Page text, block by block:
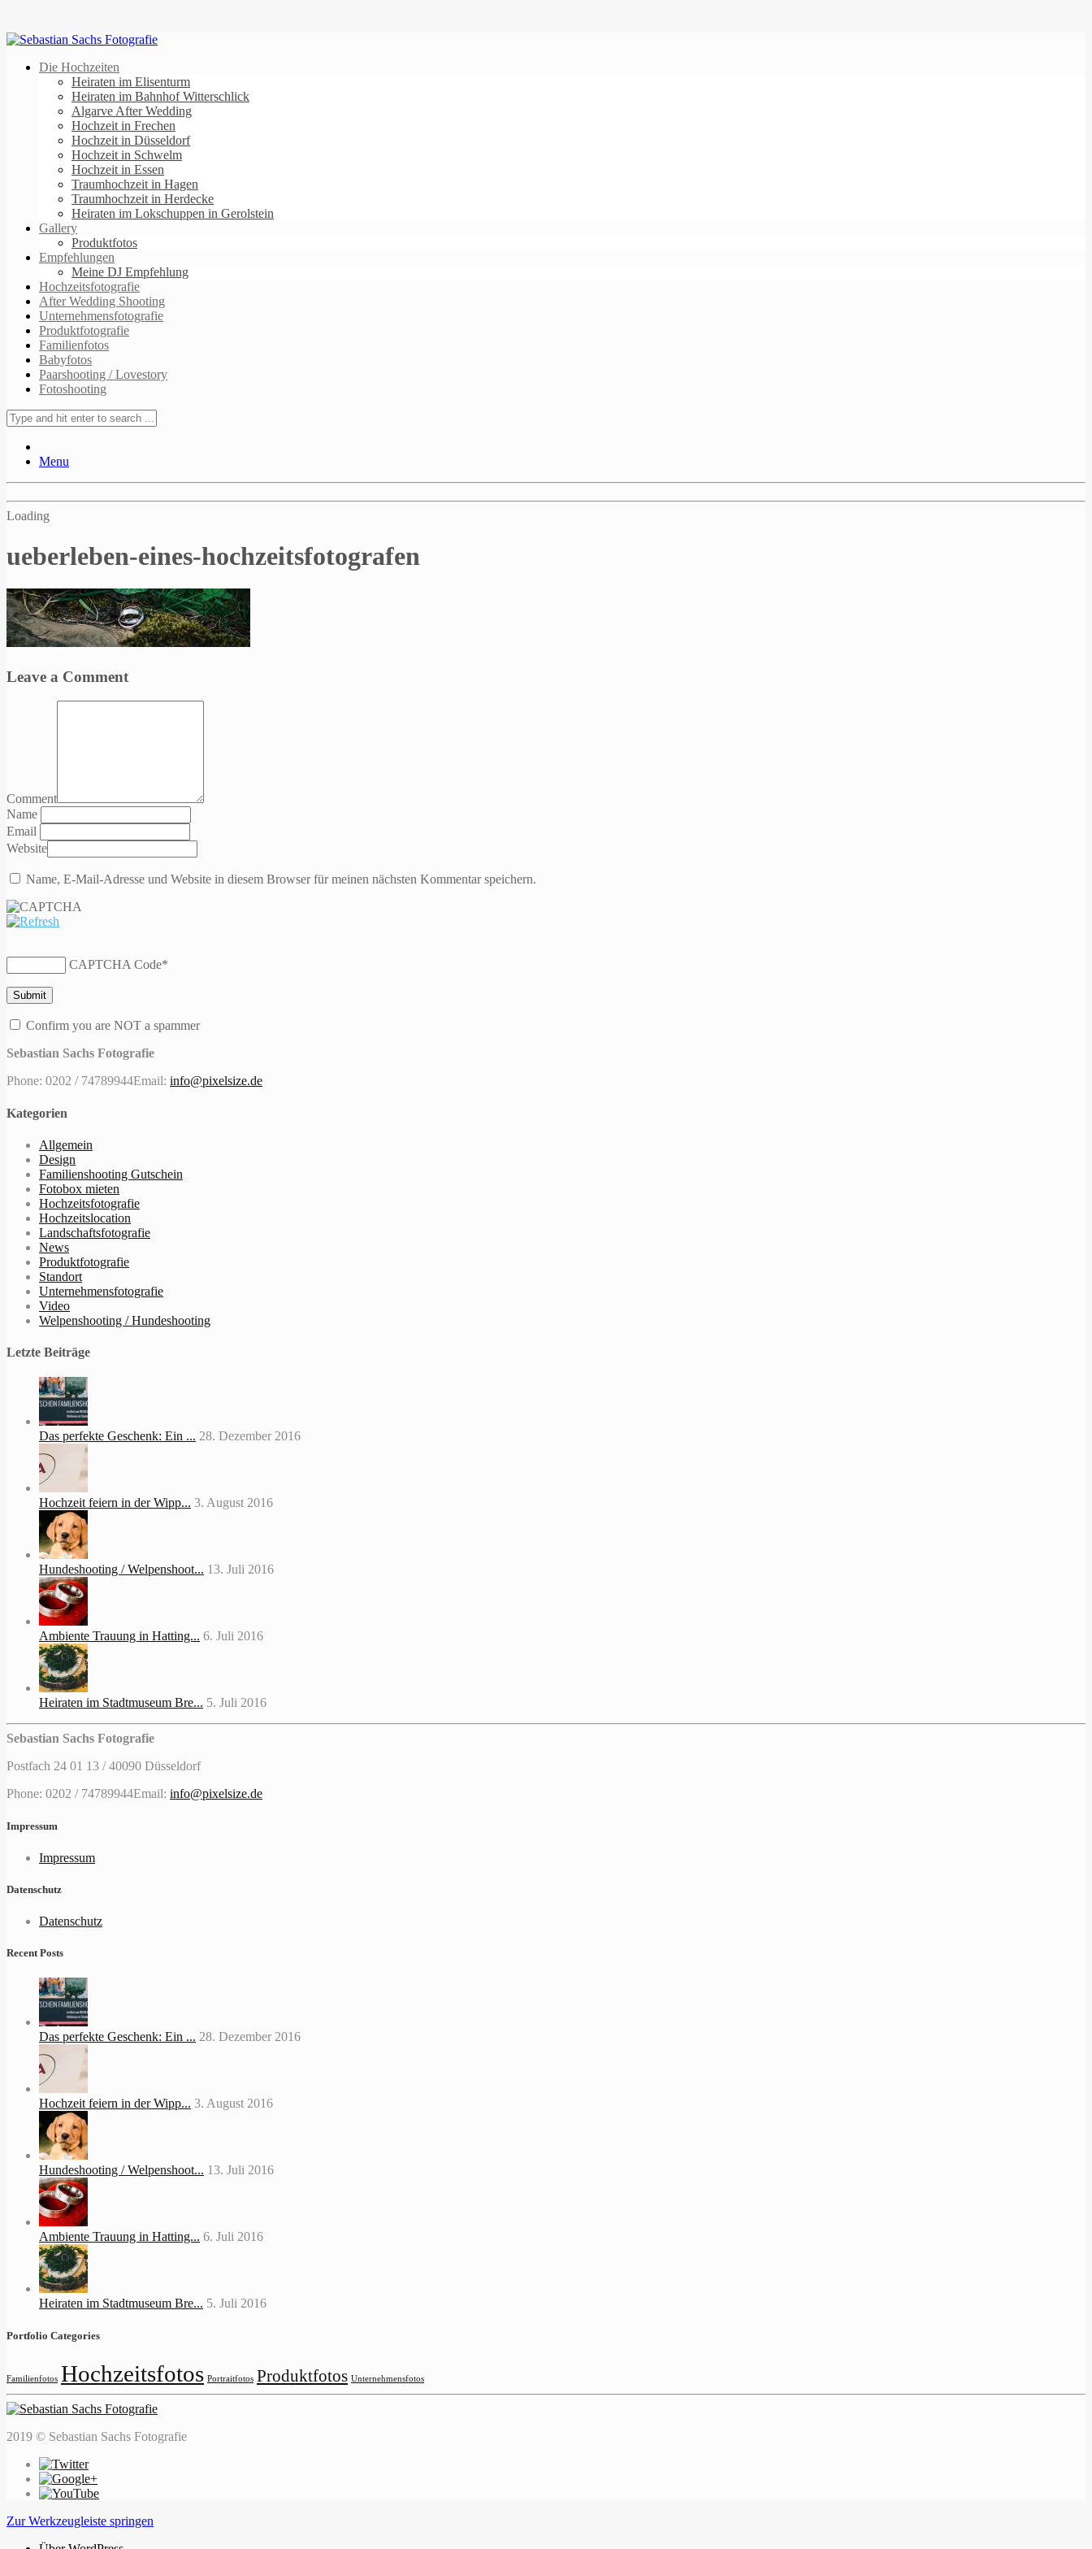
Die Hochzeiten
Heiraten im Elisenturm
Heiraten im Bahnhof Witterschlick
Algarve After Wedding
Hochzeit in Frechen
Hochzeit in Düsseldorf
Hochzeit in Schwelm
Hochzeit in Essen
Traumhochzeit in Hagen
Traumhochzeit in Herdecke
Heiraten im Lokschuppen in Gerolstein
Gallery
Produktfotos
Empfehlungen
Meine DJ Empfehlung
Hochzeitsfotografie
After Wedding Shooting
Unternehmensfotografie
Produktfotografie
Familienfotos
Babyfotos
Paarshooting / Lovestory
Fotoshooting
Menu
Loading
ueberleben-eines-hochzeitsfotografen
Leave a Comment
Comment
Name
Email
Website
Name, E-Mail-Adresse und Website in diesem Browser für meinen nächsten Kommentar speichern.
CAPTCHA Code*
Confirm you are NOT a spammer
Sebastian Sachs Fotografie
Phone: 0202 / 74789944Email: info@pixelsize.de
Kategorien
Allgemein
Design
Familienshooting Gutschein
Fotobox mieten
Hochzeitsfotografie
Hochzeitslocation
Landschaftsfotografie
News
Produktfotografie
Standort
Unternehmensfotografie
Video
Welpenshooting / Hundeshooting
Letzte Beiträge
Das perfekte Geschenk: Ein ... 28. Dezember 2016
Hochzeit feiern in der Wipp... 3. August 2016
Hundeshooting / Welpenshoot... 13. Juli 2016
Ambiente Trauung in Hatting... 6. Juli 2016
Heiraten im Stadtmuseum Bre... 5. Juli 2016
Sebastian Sachs Fotografie
Postfach 24 01 13 / 40090 Düsseldorf
Phone: 0202 / 74789944Email: info@pixelsize.de
Impressum
Impressum
Datenschutz
Datenschutz
Recent Posts
Das perfekte Geschenk: Ein ... 28. Dezember 2016
Hochzeit feiern in der Wipp... 3. August 2016
Hundeshooting / Welpenshoot... 13. Juli 2016
Ambiente Trauung in Hatting... 6. Juli 2016
Heiraten im Stadtmuseum Bre... 5. Juli 2016
Portfolio Categories
Familienfotos Hochzeitsfotos Portraitfotos Produktfotos Unternehmensfotos
2019 © Sebastian Sachs Fotografie
Zur Werkzeugleiste springen